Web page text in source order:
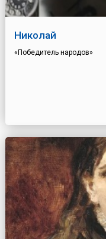
Николай
«Победитель народов»